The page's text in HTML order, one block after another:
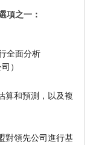
項之一：
全面分析
）
算和預測，以及複
對領先公司進行基